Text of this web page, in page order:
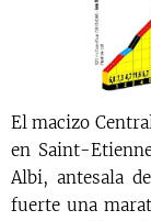
El macizo
en Saint-
Albi, antesala
fuerte una